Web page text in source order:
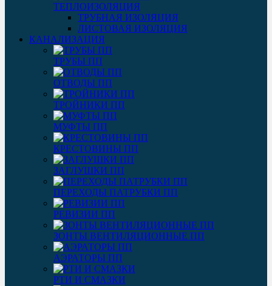
ТЕПЛОИЗОЛЯЦИЯ
ТРУБНАЯ ИЗОЛЯЦИЯ
ЛИСТОВАЯ ИЗОЛЯЦИЯ
КАНАЛИЗАЦИЯ
ТРУБЫ ПП
ОТВОДЫ ПП
ТРОЙНИКИ ПП
МУФТЫ ПП
КРЕСТОВИНЫ ПП
ЗАГЛУШКИ ПП
ПЕРЕХОДЫ ПАТРУБКИ ПП
РЕВИЗИИ ПП
ЗОНТЫ ВЕНТИЛЯЦИОННЫЕ ПП
АЭРАТОРЫ ПП
РТИ И СМАЗКИ